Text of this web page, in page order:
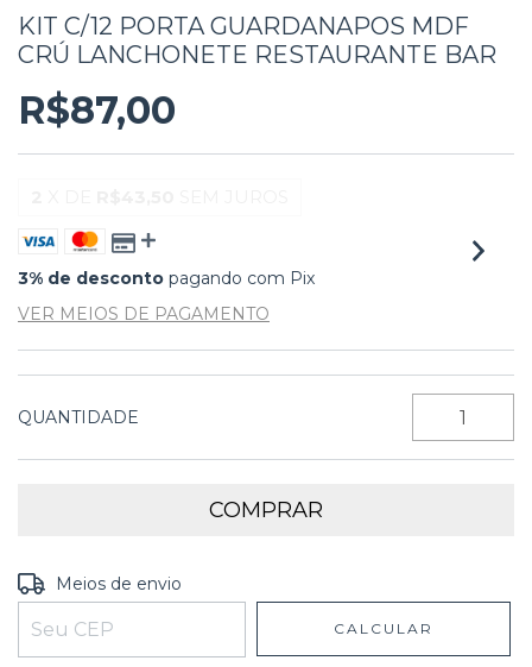
KIT C/12 PORTA GUARDANAPOS MDF
CRÚ LANCHONETE RESTAURANTE BAR
R$87,00
3% de desconto pagando com Pix
VER MEIOS DE PAGAMENTO
QUANTIDADE
Entregas para o CEP:
Meios de envio
CALCULAR